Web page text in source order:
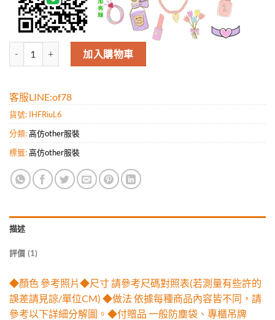
高仿巴爾曼Balmain男款新款時尚休閑短袖T恤.好質量是您的需求好
加入購物車
客服LINE:of78
貨號: IHFRiuL6
分類:高仿other服裝
標籤:高仿other服裝
描述
評價 (1)
◆顏色 參考照片◆尺寸 請參考尺碼對照表(若測量有些許的
誤差請見諒/單位CM) ◆做法 依據每種商品內容皆不同，請
參考以下詳細分解圖。◆付贈品 一般防塵袋、專櫃吊牌